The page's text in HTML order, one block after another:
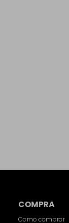
COMPRA
Como comprar